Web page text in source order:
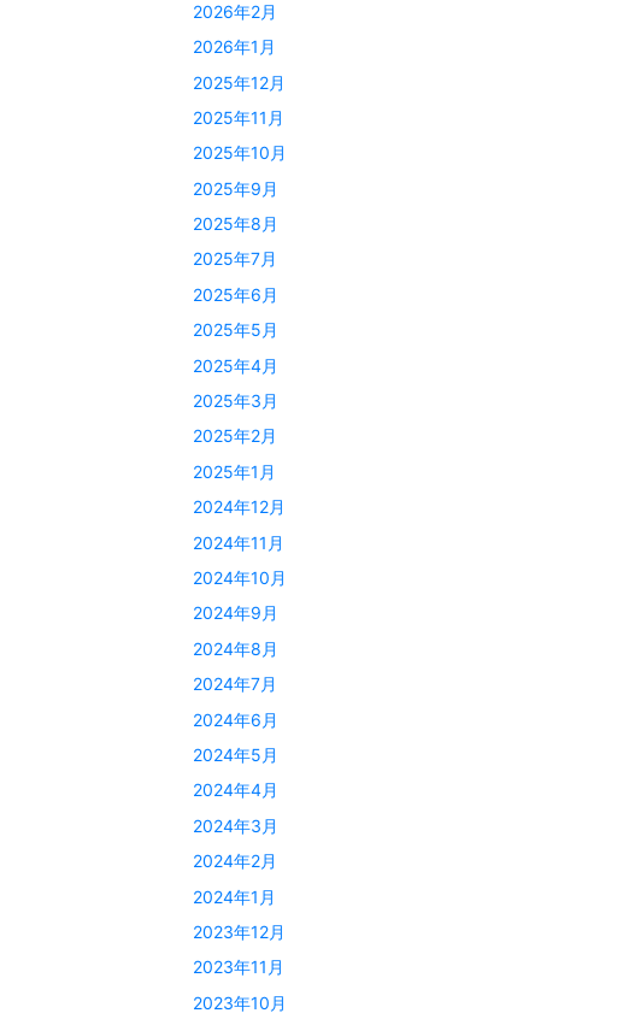
2026年2月
2026年1月
2025年12月
2025年11月
2025年10月
2025年9月
2025年8月
2025年7月
2025年6月
2025年5月
2025年4月
2025年3月
2025年2月
2025年1月
2024年12月
2024年11月
2024年10月
2024年9月
2024年8月
2024年7月
2024年6月
2024年5月
2024年4月
2024年3月
2024年2月
2024年1月
2023年12月
2023年11月
2023年10月